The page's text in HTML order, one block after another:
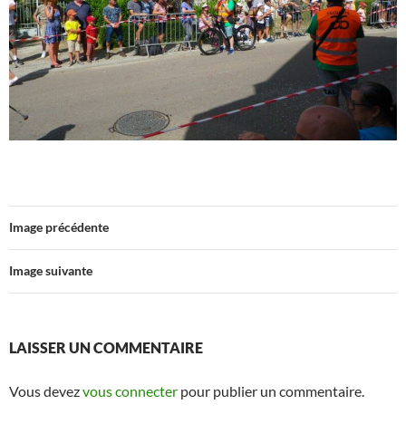
Image précédente
Image suivante
LAISSER UN COMMENTAIRE
Vous devezvous connecter pour publier un commentaire.